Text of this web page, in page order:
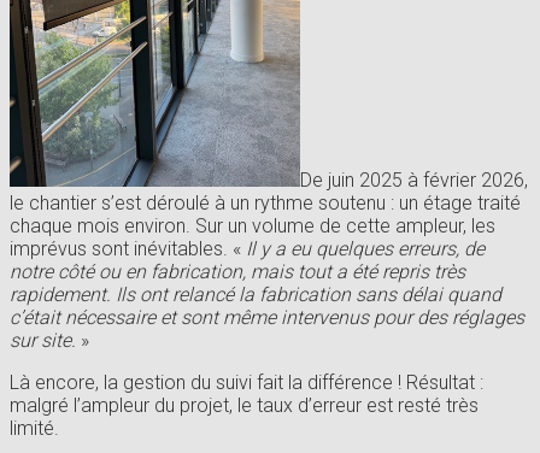
De juin 2025 à février 2026,
le chantier s’est déroulé à un rythme soutenu : un étage traité
chaque mois environ. Sur un volume de cette ampleur, les
imprévus sont inévitables. « Il y a eu quelques erreurs, de
notre côté ou en fabrication, mais tout a été repris très
rapidement. Ils ont relancé la fabrication sans délai quand
c’était nécessaire et sont même intervenus pour des réglages
sur site. »
Là encore, la gestion du suivi fait la différence ! Résultat :
malgré l’ampleur du projet, le taux d’erreur est resté très
limité.